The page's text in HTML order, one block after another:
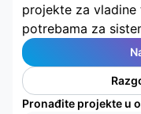
projekte za
potrebama za
Pronađite projekte u